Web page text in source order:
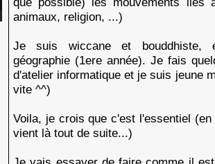
animaux, religion, ...)
Je suis wiccane et bouddhiste,
géographie (1ere année). Je fais
d'atelier informatique et je suis jeune
vite ^^)
Voila, je crois que c'est l'essentiel
vient là tout de suite...)